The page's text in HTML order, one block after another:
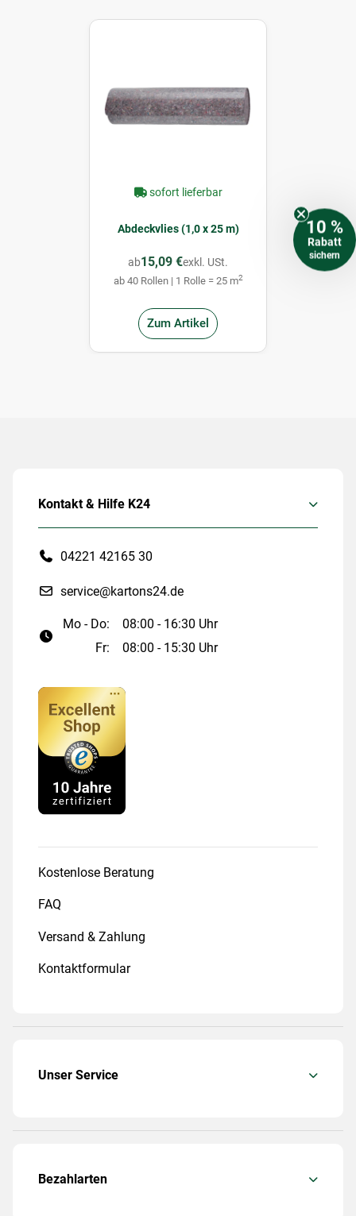
sofort lieferbar
Abdeckvlies (1,0 x 25 m)
ab15,09 €exkl. USt.
ab 40 Rollen | 1 Rolle = 25 m2
Zum Artikel
Kontakt & Hilfe K24
04221 42165 30
service@kartons24.de
Mo - Do:
08:00 - 16:30 Uhr
Fr:
08:00 - 15:30 Uhr
Kostenlose Beratung
FAQ
Versand & Zahlung
Kontaktformular
Unser Service
Bezahlarten
10 %
Rabatt
sichern